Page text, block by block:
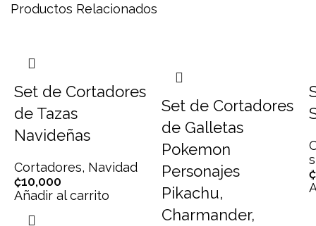
Productos Relacionados
Set de Cortadores
de Tazas
Navideñas
Cortadores, Navidad
₡10,000
Añadir al carrito
Set de Cortadores
de Galletas
Pokemon
Personajes
Pikachu,
Charmander,
₡